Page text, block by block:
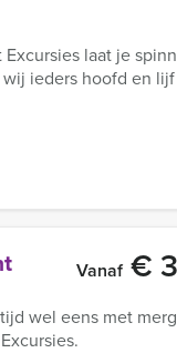
laat je
ieders hoofd en
Vanaf€
wel eens met